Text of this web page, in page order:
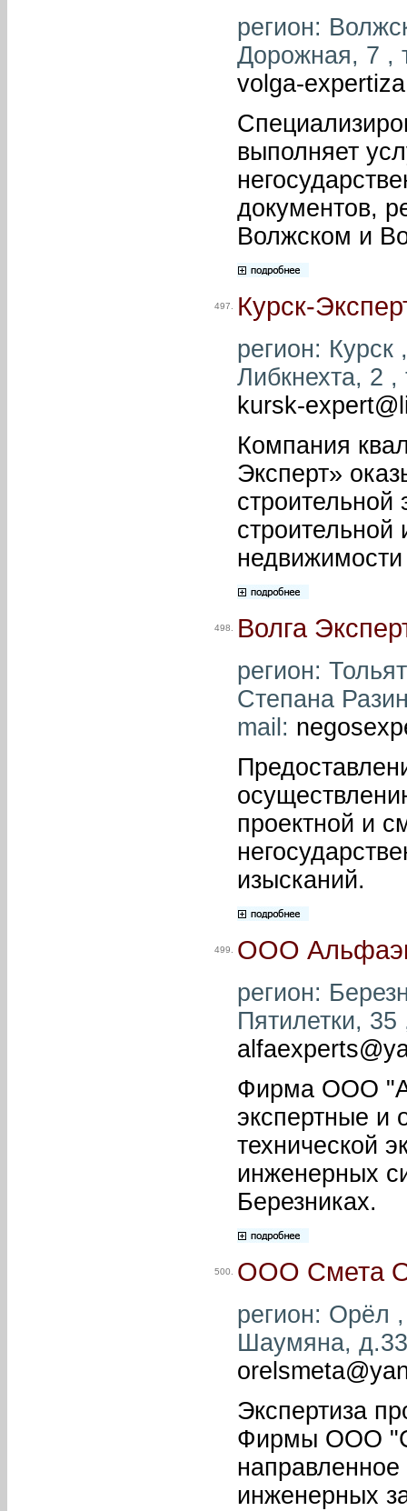
регион:
Дорожная, 7 ,
volga-
выполняет
документов,
Волжском и
497. Курск-
регион: Курск
Либкнехта, 2
kursk-
Компания
Эксперт»
строительной
строительной
498. Волга
регион:
Степана
mail:
проектной и
изысканий.
499. ООО
регион:
Пятилетки,
Фирма ООО
экспертные и
технической
инженерных
Березниках.
500. ООО Смета
регион: Орёл
Шаумяна,
Экспертиза
Фирмы ООО
инженерных